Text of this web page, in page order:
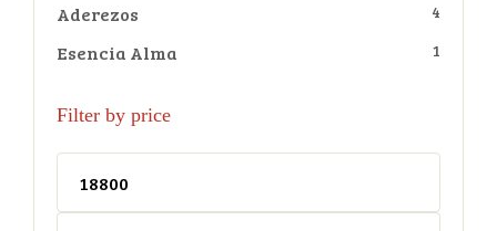
Aderezos 4
Esencia Alma 1
Filter by price